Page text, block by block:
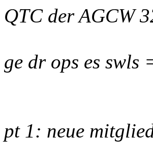
QTC der AGCW
ge dr ops es swls
pt 1: neue